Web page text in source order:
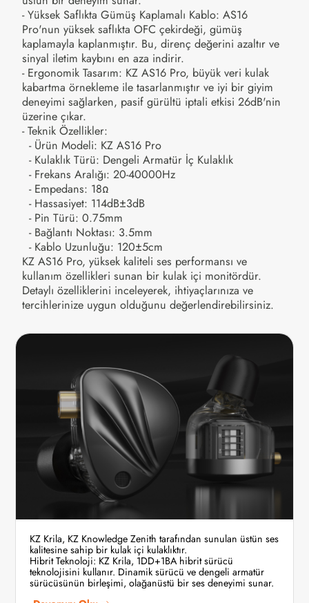
- Yüksek Saflıkta Gümüş Kaplamalı Kablo: AS16
Pro'nun yüksek saflıkta OFC çekirdeği, gümüş
kaplamayla kaplanmıştır. Bu, direnç değerini azaltır ve
sinyal iletim kaybını en aza indirir.
- Ergonomik Tasarım: KZ AS16 Pro, büyük veri kulak
kabartma örnekleme ile tasarlanmıştır ve iyi bir giyim
deneyimi sağlarken, pasif gürültü iptali etkisi 26dB'nin
üzerine çıkar.
- Teknik Özellikler:
- Ürün Modeli: KZ AS16 Pro
- Kulaklık Türü: Dengeli Armatür İç Kulaklık
- Frekans Aralığı: 20-40000Hz
- Empedans: 18Ω
- Hassasiyet: 114dB±3dB
- Pin Türü: 0.75mm
- Bağlantı Noktası: 3.5mm
- Kablo Uzunluğu: 120±5cm
KZ AS16 Pro, yüksek kaliteli ses performansı ve
kullanım özellikleri sunan bir kulak içi monitördür.
Detaylı özelliklerini inceleyerek, ihtiyaçlarınıza ve
tercihlerinize uygun olduğunu değerlendirebilirsiniz.
KZ Krila, KZ Knowledge Zenith tarafından sunulan üstün ses
kalitesine sahip bir kulak içi kulaklıktır.
Hibrit Teknoloji: KZ Krila, 1DD+1BA hibrit sürücü
teknolojisini kullanır. Dinamik sürücü ve dengeli armatür
sürücüsünün birleşimi, olağanüstü bir ses deneyimi sunar.